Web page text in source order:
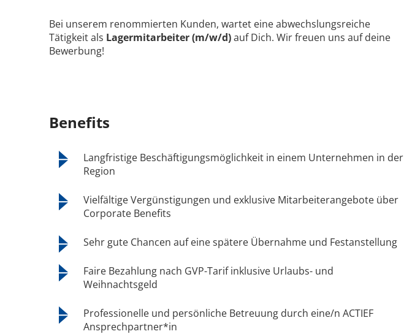
Bei unserem renommierten Kunden, wartet eine abwechslungsreiche
Tätigkeit als Lagermitarbeiter (m/w/d)auf Dich. Wir freuen uns auf deine
Bewerbung!
Benefits
Langfristige Beschäftigungsmöglichkeit in einem Unternehmen in der
Region
Vielfältige Vergünstigungen und exklusive Mitarbeiterangebote über
Corporate Benefits
Sehr gute Chancen auf eine spätere Übernahme und Festanstellung
Faire Bezahlung nach GVP-Tarif inklusive Urlaubs- und
Weihnachtsgeld
Professionelle und persönliche Betreuung durch eine/n ACTIEF
Ansprechpartner*in